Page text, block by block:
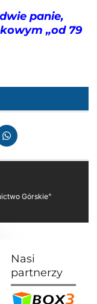
panie,
„od 79
Górskie"
Nasi
partnerzy